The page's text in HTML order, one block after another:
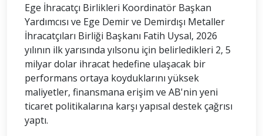
Ege İhracatçı Birlikleri Koordinatör Başkan
Yardımcısı ve Ege Demir ve Demirdışı Metaller
İhracatçıları Birliği Başkanı Fatih Uysal, 2026
yılının ilk yarısında yılsonu için belirledikleri 2, 5
milyar dolar ihracat hedefine ulaşacak bir
performans ortaya koyduklarını yüksek
maliyetler, finansmana erişim ve AB'nin yeni
ticaret politikalarına karşı yapısal destek çağrısı
yaptı.